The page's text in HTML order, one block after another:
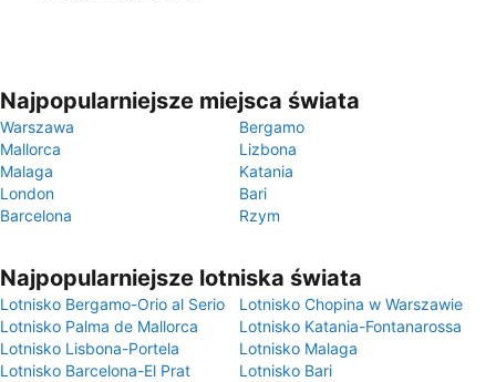
Najpopularniejsze miejsca świata
Warszawa
Bergamo
Mallorca
Lizbona
Malaga
Katania
London
Bari
Barcelona
Rzym
Najpopularniejsze lotniska świata
Lotnisko Bergamo-Orio al Serio
Lotnisko Chopina w Warszawie
Lotnisko Palma de Mallorca
Lotnisko Katania-Fontanarossa
Lotnisko Lisbona-Portela
Lotnisko Malaga
Lotnisko Barcelona-El Prat
Lotnisko Bari